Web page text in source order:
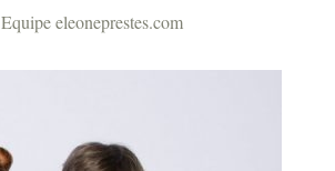
Equipe eleoneprestes.com